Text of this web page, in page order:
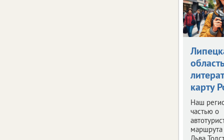
карту
Наш
частью о
маршрута